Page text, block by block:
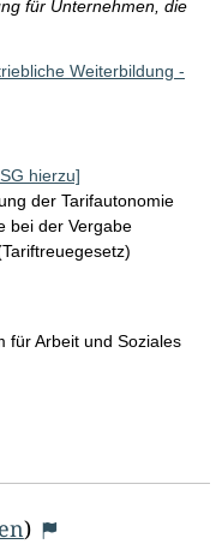
für Unternehmen, die
Weiterbildung -
hierzu]
der Tarifautonomie
bei der Vergabe
für Arbeit und Soziales
)